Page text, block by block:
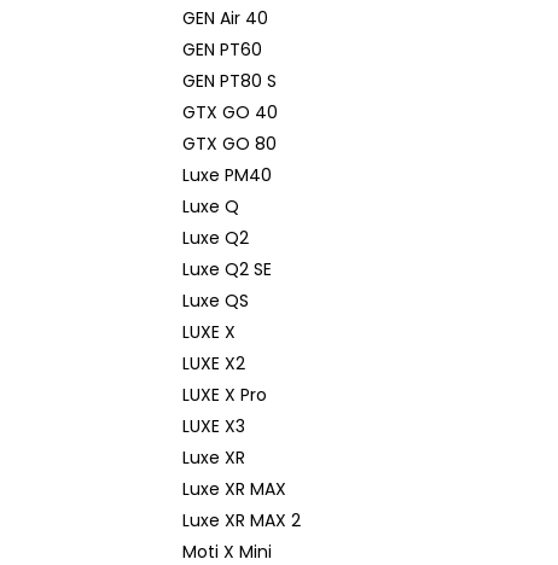
GEN Air 40
GEN PT60
GEN PT80 S
GTX GO 40
GTX GO 80
Luxe PM40
Luxe Q
Luxe Q2
Luxe Q2 SE
Luxe QS
LUXE X
LUXE X2
LUXE X Pro
LUXE X3
Luxe XR
Luxe XR MAX
Luxe XR MAX 2
Moti X Mini